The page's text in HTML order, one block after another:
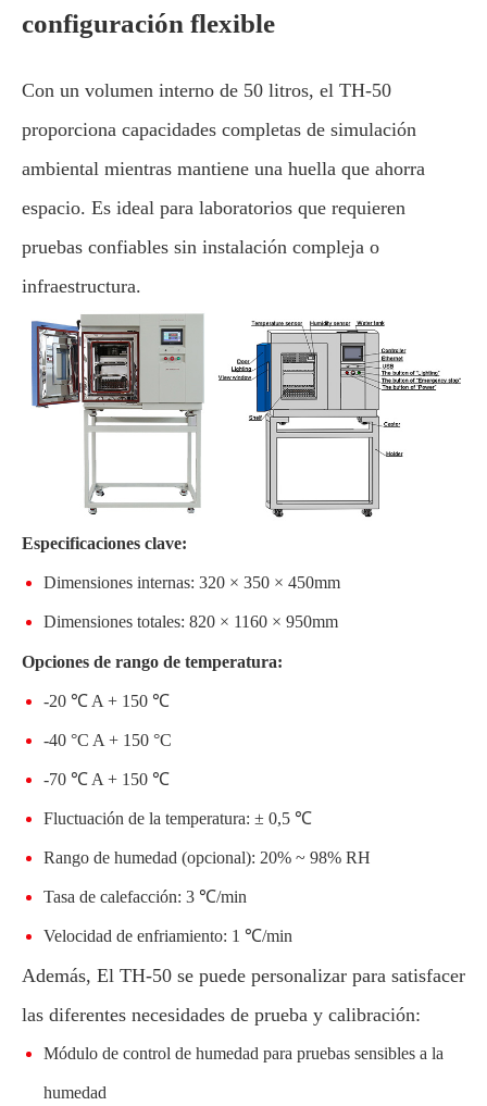
configuración flexible
Con un volumen interno de 50 litros, el TH-50
proporciona capacidades completas de simulación
ambiental mientras mantiene una huella que ahorra
espacio. Es ideal para laboratorios que requieren
pruebas confiables sin instalación compleja o
infraestructura.
Especificaciones clave:
Dimensiones internas: 320 × 350 × 450mm
Dimensiones totales: 820 × 1160 × 950mm
Opciones de rango de temperatura:
-20 ℃ A + 150 ℃
-40 °C A + 150 °C
-70 ℃ A + 150 ℃
Fluctuación de la temperatura: ± 0,5 ℃
Rango de humedad (opcional): 20% ~ 98% RH
Tasa de calefacción: 3 ℃/min
Velocidad de enfriamiento: 1 ℃/min
Además, El TH-50 se puede personalizar para satisfacer
las diferentes necesidades de prueba y calibración:
Módulo de control de humedad para pruebas sensibles a la
humedad